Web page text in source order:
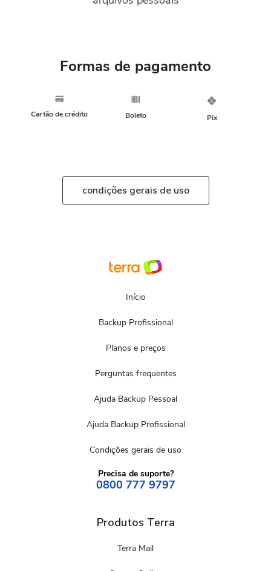
Formas de pagamento
Cartão de crédito Boleto Pix
condições gerais de uso
Início
Backup Profissional
Planos e preços
Perguntas frequentes
Ajuda Backup Pessoal
Ajuda Backup Profissional
Condições gerais de uso
Precisa de suporte?
0800 777 9797
Produtos Terra
Terra Mail